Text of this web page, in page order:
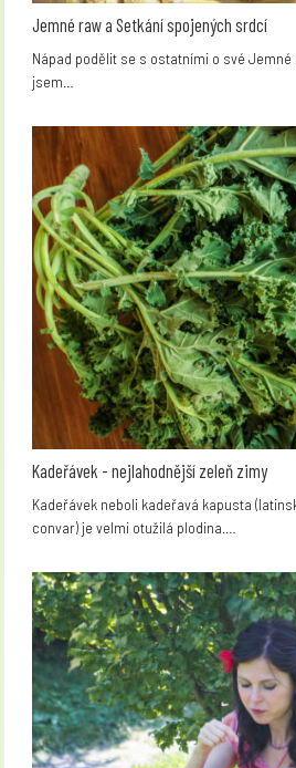
Jemné raw a Setkání spojených srdcí
Nápad podělit se s ostatními o své
jsem…
Kadeřávek - nejlahodnější zeleň zimy
Kadeřávek neboli kadeřavá kapusta
convar) je velmi otužilá plodina.…